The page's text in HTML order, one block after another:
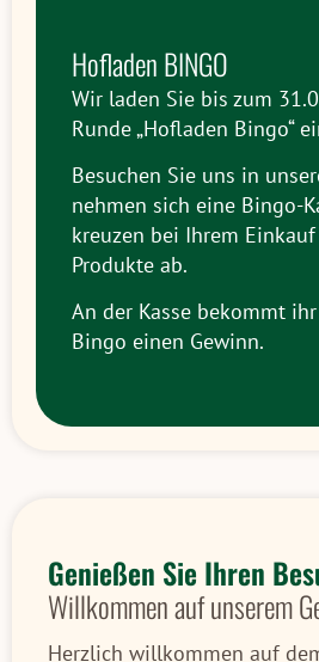
Hofladen BINGO
Wir laden Sie bis zum
Runde „Hofladen Bingo“
Besuchen Sie uns in
nehmen sich eine Bingo-
kreuzen bei Ihrem
Produkte ab.
An der Kasse bekommt
Bingo einen Gewinn.
Genießen Sie Ihren
Willkommen auf unserem
Herzlich willkommen auf